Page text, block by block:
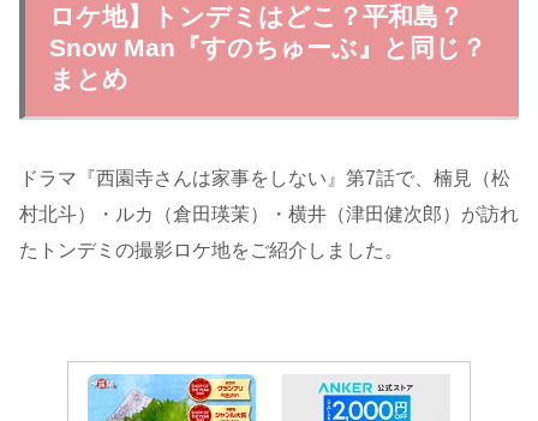
ロケ地】トンデミはどこ？平和島？
Snow Man『すのちゅーぶ』と同じ？
まとめ
ドラマ『西園寺さんは家事をしない』第7話で、楠見（松
村北斗）・ルカ（倉田瑛茉）・横井（津田健次郎）が訪れ
たトンデミの撮影ロケ地をご紹介しました。